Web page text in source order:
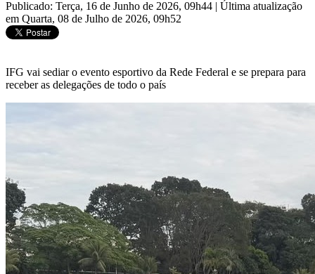
Publicado: Terça, 16 de Junho de 2026, 09h44 | Última atualização
em Quarta, 08 de Julho de 2026, 09h52
IFG vai sediar o evento esportivo da Rede Federal e se prepara para
receber as delegações de todo o país